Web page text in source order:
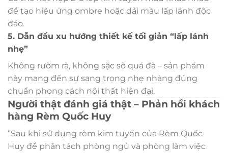
để tạo hiệu ứng ombre hoặc dải màu lấp lánh độc
đáo.
5. Dẫn đầu xu hướng thiết kế tối giản “lấp lánh
nhẹ”
Không rườm rà, không sặc sỡ quá đà – sản phẩm
này mang đến sự sang trọng nhẹ nhàng đúng
chuẩn phong cách nội thất hiện đại.
Người thật đánh giá thật – Phản hồi khách
hàng Rèm Quốc Huy
“Sau khi sử dụng rèm kim tuyến của Rèm Quốc
Huy để phân tách phòng ngủ và phòng làm việc